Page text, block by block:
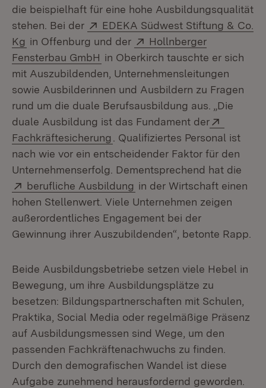
die beispielhaft für eine hohe Ausbildungsqualität
stehen. Bei der
Extern:
EDEKA Südwest Stiftung & Co.
Kg (Öffnet in neuem Fenster)
in Offenburg und der Extern:
Hollnberger
Fensterbau GmbH (Öffnet in neuem Fenster)
in Oberkirch tauschte er sich
mit Auszubildenden, Unternehmensleitungen
sowie Ausbilderinnen und Ausbildern zu Fragen
rund um die duale Berufsausbildung aus. „Die
duale Ausbildung ist das Fundament der
Fachkräftesicherung (Öffnet in neuem Fenster)
. Qualifiziertes Personal ist
nach wie vor ein entscheidender Faktor für den
Unternehmenserfolg. Dementsprechend hat die
Extern:
berufliche Ausbildung (Öffnet in neuem Fenster)
in der Wirtschaft einen
hohen Stellenwert. Viele Unternehmen zeigen
außerordentliches Engagement bei der
Gewinnung ihrer Auszubildenden“, betonte Rapp.
Beide Ausbildungsbetriebe setzen viele Hebel in
Bewegung, um ihre Ausbildungsplätze zu
besetzen: Bildungspartnerschaften mit Schulen,
Praktika, Social Media oder regelmäßige Präsenz
auf Ausbildungsmessen sind Wege, um den
passenden Fachkräftenachwuchs zu finden.
Durch den demografischen Wandel ist diese
Aufgabe zunehmend herausfordernd geworden.